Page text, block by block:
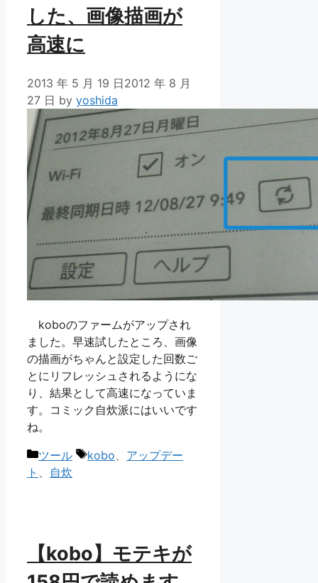
した、画像描画が
高速に
2013 年 5 月 19 日2012 年 8 月
27 日 by yoshida
koboのファームがアップされ
ました。早速試したところ、画像
の描画がちゃんと設定した回数ご
とにリフレッシュされるようにな
り、結果として高速になっていま
す。コミック自炊派にはいいです
ね。
カ
ツール
タ
kobo、 アップデー
ト 、 自炊
【kobo】モテキが